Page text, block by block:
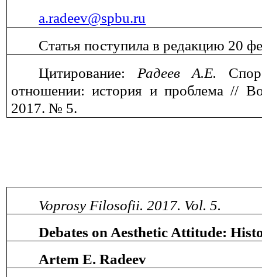
a.radeev@spbu.ru
Статья поступила в редакцию 20
Цитирование: Радеев А.Е.
отношении: история и проблема //
2017. № 5.
Voprosy Filosofii. 2017. Vol. 5.
Debates on Aesthetic Attitude:
Artem E. Radeev